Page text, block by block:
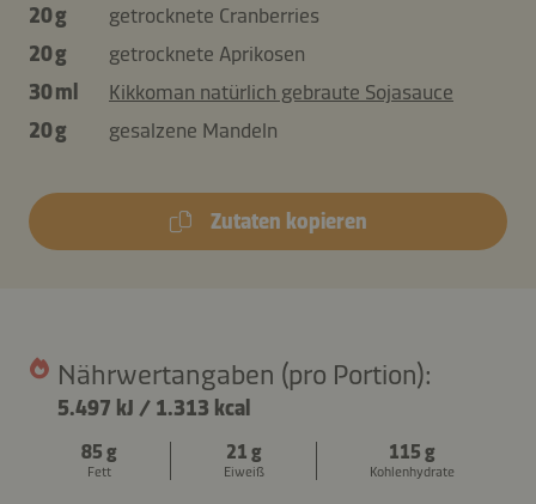
20 g
getrocknete Cranberries
20 g
getrocknete Aprikosen
30 ml
Kikkoman natürlich gebraute Sojasauce
20 g
gesalzene Mandeln
Zutaten kopieren
Nährwertangaben (pro Portion):
5.497 kJ / 1.313 kcal
85 g
Fett
21 g
Eiweiß
115 g
Kohlenhydrate